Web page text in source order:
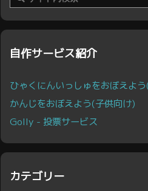
自作サービス紹介
ひゃくにんいっしゅをおぼえよ
かんじをおぼえよう(子供向け)
Golly - 投票サービス
カテゴリー